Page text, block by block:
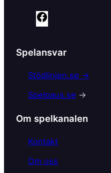
e
b
o
k
Spelansvar
Stödlinjen.se →
Spelpaus.se →
Om spelkanalen
Kontakt
Om oss